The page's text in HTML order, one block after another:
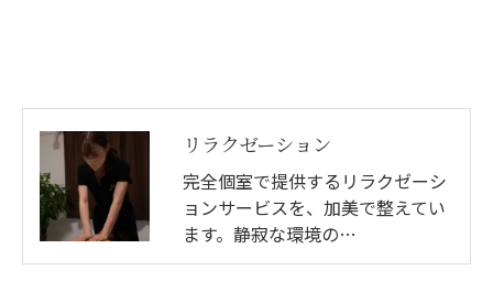
リラクゼーション
完全個室で提供するリラクゼーシ
ョンサービスを、加美で整えてい
ます。静寂な環境の…